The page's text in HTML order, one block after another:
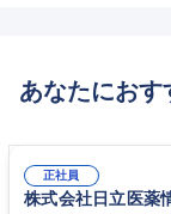
あなたにおす
正社員
株式会社日立医薬